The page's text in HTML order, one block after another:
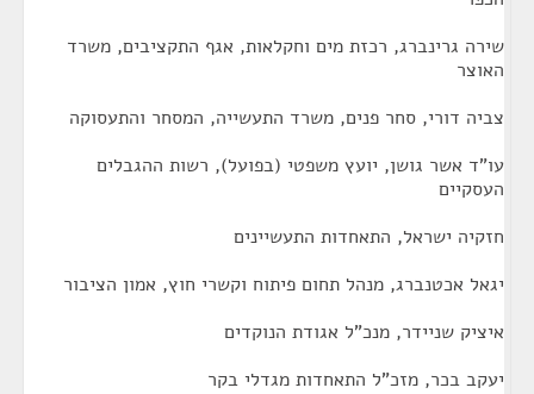
שירה גרינברג, רכזת מים וחקלאות, אגף התקציבים, משרד
האוצר
צביה דורי, סחר פנים, משרד התעשייה, המסחר והתעסוקה
עו"ד אשר גושן, יועץ משפטי (בפועל), רשות ההגבלים
העסקיים
חזקיה ישראל, התאחדות התעשיינים
יגאל אכטנברג, מנהל תחום פיתוח וקשרי חוץ, אמון הציבור
איציק שניידר, מנכ"ל אגודת הנוקדים
יעקב בכר, מזכ"ל התאחדות מגדלי בקר